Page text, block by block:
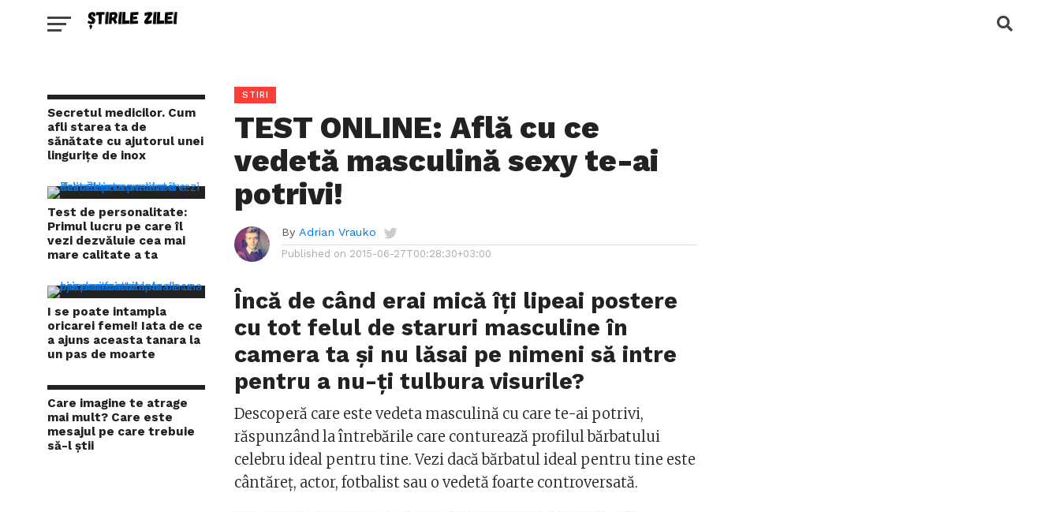
Secretul medicilor. Cum
afli starea ta de
sănătate cu ajutorul unei
lingurițe de inox
Test de personalitate:
Primul lucru pe care îl
vezi dezvăluie cea mai
mare calitate a ta
I se poate intampla
oricarei femei! Iata de ce
a ajuns aceasta tanara la
un pas de moarte
Care imagine te atrage
mai mult? Care este
mesajul pe care trebuie
să-l știi
STIRI
TEST ONLINE: Află cu ce
vedetă masculină sexy te-ai
potrivi!
By Adrian Vrauko
Published on 2015-06-27T00:28:30+03:00
Încă de când erai mică îți lipeai postere
cu tot felul de staruri masculine în
camera ta și nu lăsai pe nimeni să intre
pentru a nu-ți tulbura visurile?
Descoperă care este vedeta masculină cu care te-ai potrivi,
răspunzând la întrebările care conturează profilul bărbatului
celebru ideal pentru tine. Vezi dacă bărbatul ideal pentru tine este
cântăreț, actor, fotbalist sau o vedetă foarte controversată.